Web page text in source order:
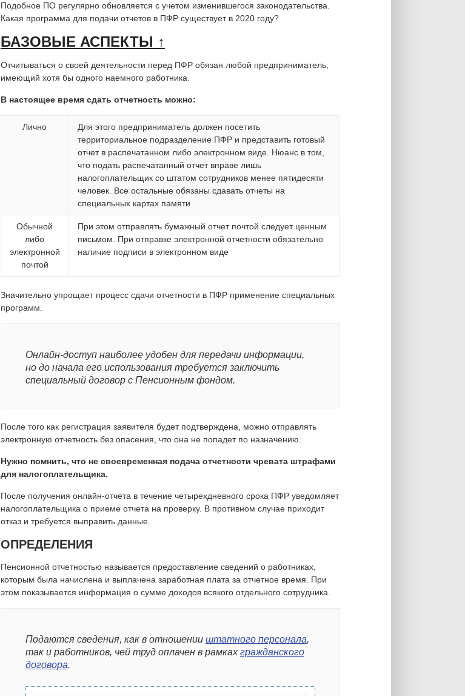
Подобное ПО регулярно обновляется с учетом изменившегося законодательства.
Какая программа для подачи отчетов в ПФР существует в 2020 году?
БАЗОВЫЕ АСПЕКТЫ ↑
Отчитываться о своей деятельности перед ПФР обязан любой предприниматель,
имеющий хотя бы одного наемного работника.
В настоящее время сдать отчетность можно:
Лично
Для этого предприниматель должен посетить
территориальное подразделение ПФР и представить готовый
отчет в распечатанном либо электронном виде. Нюанс в том,
что подать распечатанный отчет вправе лишь
налогоплательщик со штатом сотрудников менее пятидесяти
человек. Все остальные обязаны сдавать отчеты на
специальных картах памяти
Обычной
либо
электронной
почтой
При этом отправлять бумажный отчет почтой следует ценным
письмом. При отправке электронной отчетности обязательно
наличие подписи в электронном виде
Значительно упрощает процесс сдачи отчетности в ПФР применение специальных
программ.
Онлайн-доступ наиболее удобен для передачи информации,
но до начала его использования требуется заключить
специальный договор с Пенсионным фондом.
После того как регистрация заявителя будет подтверждена, можно отправлять
электронную отчетность без опасения, что она не попадет по назначению.
Нужно помнить, что не своевременная подача отчетности чревата штрафами
для налогоплательщика.
После получения онлайн-отчета в течение четырехдневного срока ПФР уведомляет
налогоплательщика о приеме отчета на проверку. В противном случае приходит
отказ и требуется выправить данные.
ОПРЕДЕЛЕНИЯ
Пенсионной отчетностью называется предоставление сведений о работниках,
которым была начислена и выплачена заработная плата за отчетное время. При
этом показывается информация о сумме доходов всякого отдельного сотрудника.
Подаются сведения, как в отношении штатного персонала,
так и работников, чей труд оплачен в рамкахгражданского
договора.